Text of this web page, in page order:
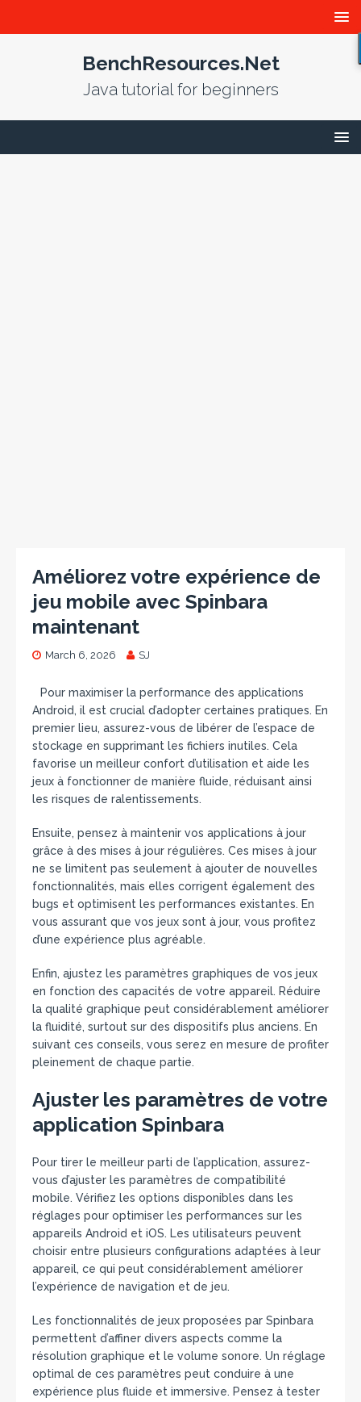
BenchResources.Net
Java tutorial for beginners
Améliorez votre expérience de
jeu mobile avec Spinbara
maintenant
March 6, 2026 SJ
Pour maximiser la performance des applications
Android, il est crucial d’adopter certaines pratiques. En
premier lieu, assurez-vous de libérer de l’espace de
stockage en supprimant les fichiers inutiles. Cela
favorise un meilleur confort d’utilisation et aide les
jeux à fonctionner de manière fluide, réduisant ainsi
les risques de ralentissements.
Ensuite, pensez à maintenir vos applications à jour
grâce à des mises à jour régulières. Ces mises à jour
ne se limitent pas seulement à ajouter de nouvelles
fonctionnalités, mais elles corrigent également des
bugs et optimisent les performances existantes. En
vous assurant que vos jeux sont à jour, vous profitez
d’une expérience plus agréable.
Enfin, ajustez les paramètres graphiques de vos jeux
en fonction des capacités de votre appareil. Réduire
la qualité graphique peut considérablement améliorer
la fluidité, surtout sur des dispositifs plus anciens. En
suivant ces conseils, vous serez en mesure de profiter
pleinement de chaque partie.
Ajuster les paramètres de votre
application Spinbara
Pour tirer le meilleur parti de l’application, assurez-
vous d’ajuster les paramètres de compatibilité
mobile. Vérifiez les options disponibles dans les
réglages pour optimiser les performances sur les
appareils Android et iOS. Les utilisateurs peuvent
choisir entre plusieurs configurations adaptées à leur
appareil, ce qui peut considérablement améliorer
l’expérience de navigation et de jeu.
Les fonctionnalités de jeux proposées par Spinbara
permettent d’affiner divers aspects comme la
résolution graphique et le volume sonore. Un réglage
optimal de ces paramètres peut conduire à une
expérience plus fluide et immersive. Pensez à tester